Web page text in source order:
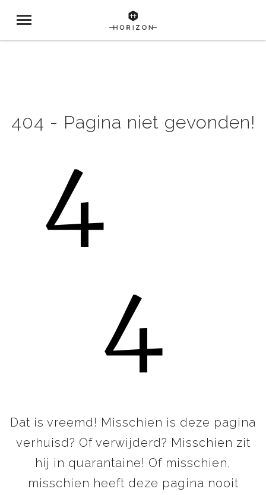
404 - Pagina niet gevonden!
4
4
Dat is vreemd! Misschien is deze pagina
verhuisd? Of verwijderd? Misschien zit
hij in quarantaine! Of misschien,
misschien heeft deze pagina nooit